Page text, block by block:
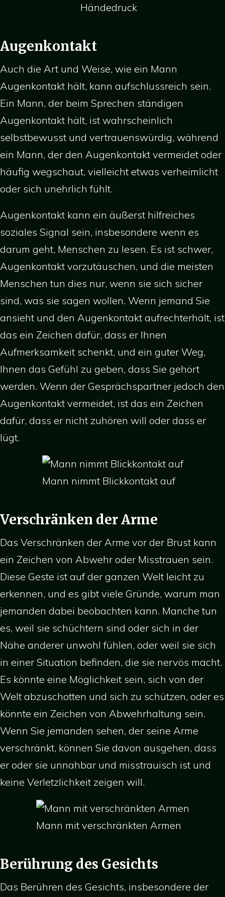
Händedruck
Augenkontakt
Auch die Art und Weise, wie ein Mann
Augenkontakt hält, kann aufschlussreich sein.
Ein Mann, der beim Sprechen ständigen
Augenkontakt hält, ist wahrscheinlich
selbstbewusst und vertrauenswürdig, während
ein Mann, der den Augenkontakt vermeidet oder
häufig wegschaut, vielleicht etwas verheimlicht
oder sich unehrlich fühlt.
Augenkontakt kann ein äußerst hilfreiches
soziales Signal sein, insbesondere wenn es
darum geht, Menschen zu lesen. Es ist schwer,
Augenkontakt vorzutäuschen, und die meisten
Menschen tun dies nur, wenn sie sich sicher
sind, was sie sagen wollen. Wenn jemand Sie
ansieht und den Augenkontakt aufrechterhält, ist
das ein Zeichen dafür, dass er Ihnen
Aufmerksamkeit schenkt, und ein guter Weg,
Ihnen das Gefühl zu geben, dass Sie gehört
werden. Wenn der Gesprächspartner jedoch den
Augenkontakt vermeidet, ist das ein Zeichen
dafür, dass er nicht zuhören will oder dass er
lügt.
Mann nimmt Blickkontakt auf
Verschränken der Arme
Das Verschränken der Arme vor der Brust kann
ein Zeichen von Abwehr oder Misstrauen sein.
Diese Geste ist auf der ganzen Welt leicht zu
erkennen, und es gibt viele Gründe, warum man
jemanden dabei beobachten kann. Manche tun
es, weil sie schüchtern sind oder sich in der
Nähe anderer unwohl fühlen, oder weil sie sich
in einer Situation befinden, die sie nervös macht.
Es könnte eine Möglichkeit sein, sich von der
Welt abzuschotten und sich zu schützen, oder es
könnte ein Zeichen von Abwehrhaltung sein.
Wenn Sie jemanden sehen, der seine Arme
verschränkt, können Sie davon ausgehen, dass
er oder sie unnahbar und misstrauisch ist und
keine Verletzlichkeit zeigen will.
Mann mit verschränkten Armen
Berührung des Gesichts
Das Berühren des Gesichts, insbesondere der